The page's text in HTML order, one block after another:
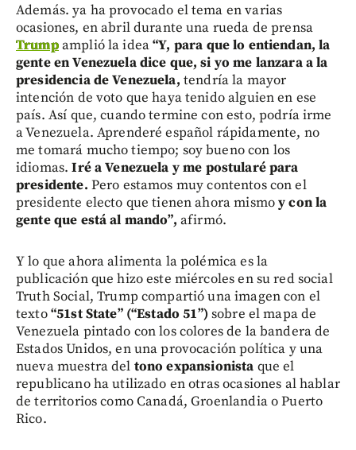
Además. ya ha provocado el tema en varias
ocasiones, en abril durante una rueda de prensa
Trumpamplió la idea“Y, para que lo entiendan, la
gente en Venezuela dice que, si yo me lanzara a la
presidencia de Venezuela, tendría la mayor
intención de voto que haya tenido alguien en ese
país. Así que, cuando termine con esto, podría irme
a Venezuela. Aprenderé español rápidamente, no
me tomará mucho tiempo; soy bueno con los
idiomas.Iré a Venezuela y me postularé para
presidente. Pero estamos muy contentos con el
presidente electo que tienen ahora mismoy con la
gente que está al mando”, afirmó.
Y lo que ahora alimenta la polémica es la
publicación que hizo este miércoles en su red social
Truth Social, Trump compartió una imagen con el
texto“51st State” (“Estado 51”)sobre el mapa de
Venezuela pintado con los colores de la bandera de
Estados Unidos, en una provocación política y una
nueva muestra del tono expansionista que el
republicano ha utilizado en otras ocasiones al hablar
de territorios como Canadá, Groenlandia o Puerto
Rico.